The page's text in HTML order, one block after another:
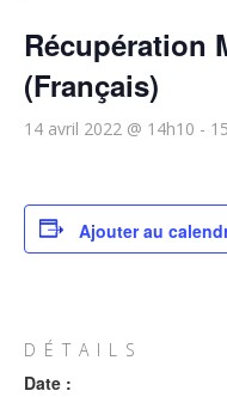
Récupération
(Français)
14 avril 2022 @ 14h10 -
Ajouter au
DÉTAILS
Date :